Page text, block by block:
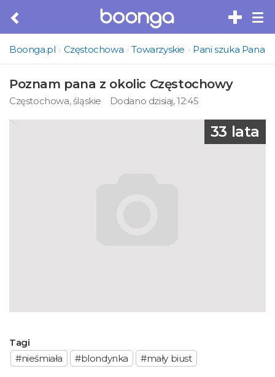
Boonga.pl
Częstochowa Towarzyskie Pani szuka Pana
Poznam pana z okolic Częstochowy
Częstochowa, śląskie Dodano dzisiaj, 12:45
33 lata
Tagi
#nieśmiała
#blondynka #mały biust